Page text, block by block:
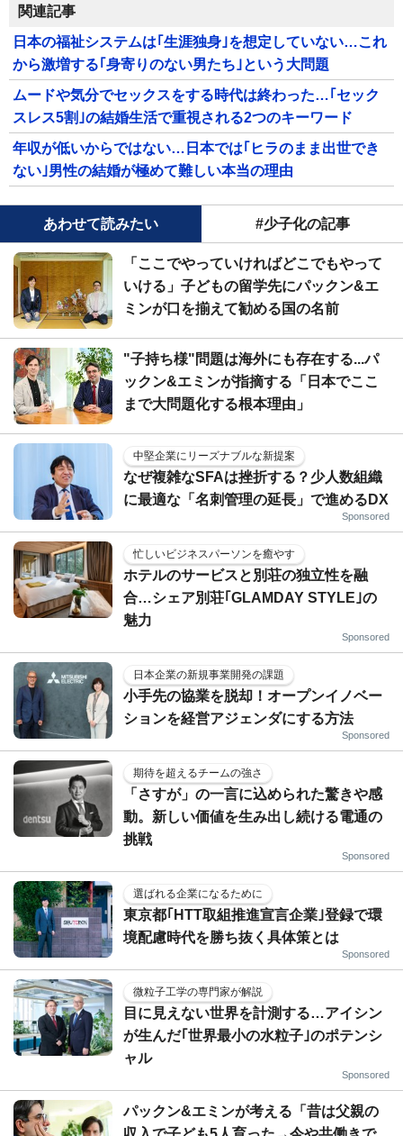
関連記事
日本の福祉システムは｢生涯独身｣を想定していない…これ
から激増する｢身寄りのない男たち｣という大問題
ムードや気分でセックスをする時代は終わった…｢セック
スレス5割｣の結婚生活で重視される2つのキーワード
年収が低いからではない…日本では｢ヒラのまま出世でき
ない｣男性の結婚が極めて難しい本当の理由
あわせて読みたい #少子化の記事
「ここでやっていければどこでもやって
いける」子どもの留学先にパックン&エ
ミンが口を揃えて勧める国の名前
"子持ち様"問題は海外にも存在する...パ
ックン&エミンが指摘する「日本でここ
まで大問題化する根本理由」
中堅企業にリーズナブルな新提案
なぜ複雑なSFAは挫折する？少人数組織
に最適な「名刺管理の延長」で進めるDX
Sponsored
忙しいビジネスパーソンを癒やす
ホテルのサービスと別荘の独立性を融
合…シェア別荘｢GLAMDAY STYLE｣の
魅力
Sponsored
日本企業の新規事業開発の課題
小手先の協業を脱却！オープンイノベー
ションを経営アジェンダにする方法
Sponsored
期待を超えるチームの強さ
「さすが」の一言に込められた驚きや感
動。新しい価値を生み出し続ける電通の
挑戦
Sponsored
選ばれる企業になるために
東京都｢HTT取組推進宣言企業｣登録で環
境配慮時代を勝ち抜く具体策とは
Sponsored
微粒子工学の専門家が解説
目に見えない世界を計測する…アイシン
が生んだ｢世界最小の水粒子｣のポテンシ
ャル
Sponsored
パックン&エミンが考える「昔は父親の